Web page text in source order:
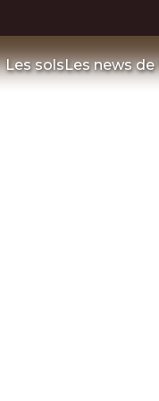
Les solsLes news de